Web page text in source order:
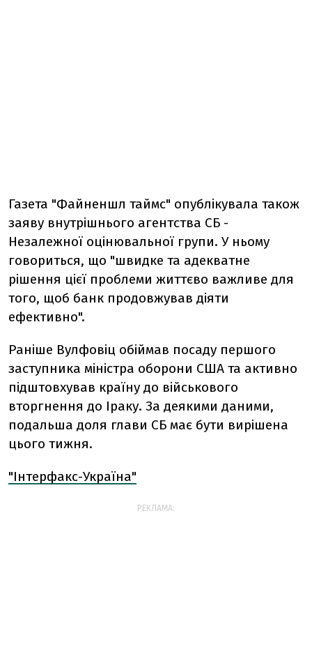
Газета "Файненшл таймс" опублікувала також
заяву внутрішнього агентства СБ -
Незалежної оцінювальної групи. У ньому
говориться, що "швидке та адекватне
рішення цієї проблеми життєво важливе для
того, щоб банк продовжував діяти
ефективно".
Раніше Вулфовіц обіймав посаду першого
заступника міністра оборони США та активно
підштовхував країну до військового
вторгнення до Іраку. За деякими даними,
подальша доля глави СБ має бути вирішена
цього тижня.
"Інтерфакс-Україна"
РЕКЛАМА: